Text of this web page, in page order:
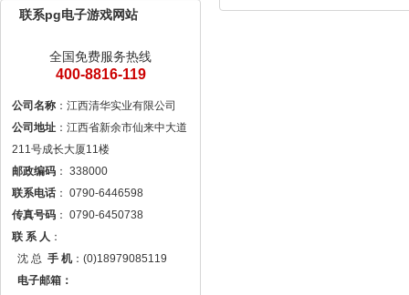
联系pg电子游戏网站
全国免费服务热线
400-8816-119
公司名称
公司地址 ：江西省新余市仙来中大道
邮政编码
联系电话
传真号码
联 系 人 ：
  沈 总
手 机：(0)18979085119
电子邮箱：